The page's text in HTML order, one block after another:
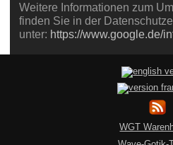
Weitere Informationen zum
finden Sie in der
unter: https://www.google.de/
WGT